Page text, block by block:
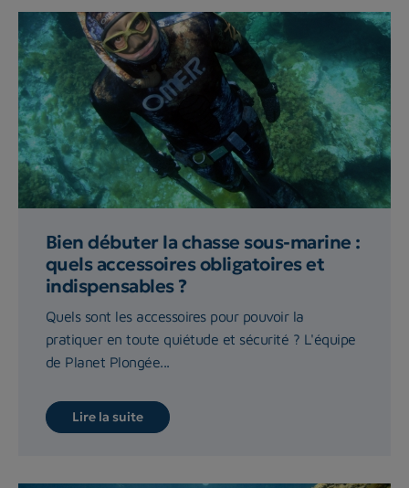
Bien débuter la chasse sous-marine :
quels accessoires obligatoires et
indispensables ?
Quels sont les accessoires pour pouvoir la
pratiquer en toute quiétude et sécurité ? L'équipe
de Planet Plongée...
Lire la suite